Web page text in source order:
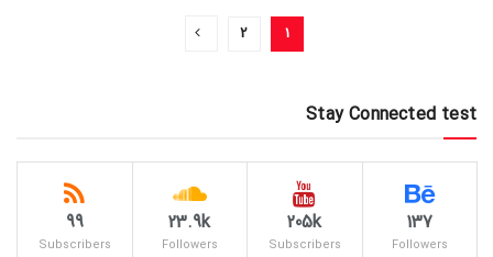
1
2
Stay Connected test
137
Followers
205k
Subscribers
23.9k
Followers
99
Subscribers